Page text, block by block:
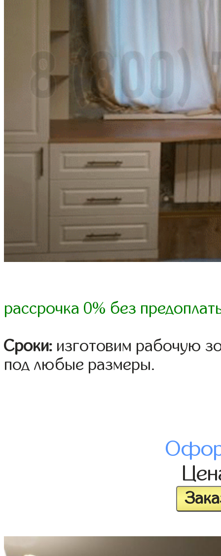
рассрочка 0% без
Сроки: изготовим рабочую
под любые размеры.